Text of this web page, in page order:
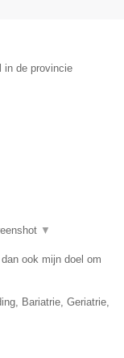
in de provincie
▼
ook mijn doel om
Bariatrie, Geriatrie,